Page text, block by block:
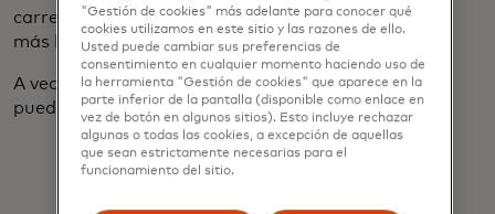
carrera que una IA. En cambio, apoyémonos en ser
más humanos.
A veces, una solución que no sea de alta tecnología
puede funcionar bien para combatir dicho fraude.
"Gestión de cookies" más adelante para conocer qué
cookies utilizamos en este sitio y las razones de ello.
Usted puede cambiar sus preferencias de
consentimiento en cualquier momento haciendo uso de
la herramienta "Gestión de cookies" que aparece en la
parte inferior de la pantalla (disponible como enlace en
vez de botón en algunos sitios). Esto incluye rechazar
algunas o todas las cookies, a excepción de aquellas
que sean estrictamente necesarias para el
funcionamiento del sitio.